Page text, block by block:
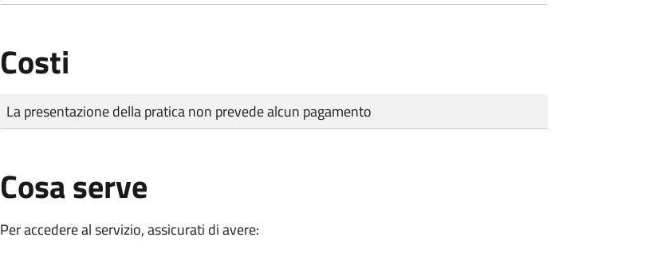
Costi
Tipo di pagamento
Importo
La presentazione della pratica non prevede alcun pagamento
Cosa serve
Per accedere al servizio, assicurati di avere: